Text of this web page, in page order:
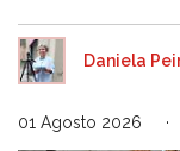
Daniela
01 Agosto 2026